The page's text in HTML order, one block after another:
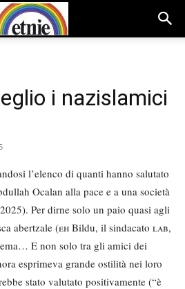
i nazislamici
l’elenco di quanti hanno salutato
Ocalan alla pace e a una società
Per dirne solo un paio quasi agli
abertzale (eh Bildu, il sindacato lab,
E non solo tra gli amici dei
esprimeva grande ostilità nei loro
stato valutato positivamente (“è